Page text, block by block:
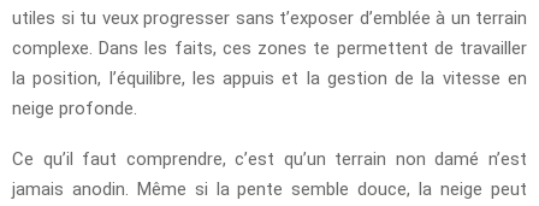
utiles si tu veux progresser sans t’exposer d’emblée à un terrain
complexe. Dans les faits, ces zones te permettent de travailler
la position, l’équilibre, les appuis et la gestion de la vitesse en
neige profonde.
Ce qu’il faut comprendre, c’est qu’un terrain non damé n’est
jamais anodin. Même si la pente semble douce, la neige peut